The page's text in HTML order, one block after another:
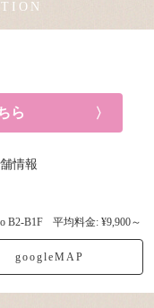
ら
情報
B2-B1F 平均料金: ¥9,900～
googleMAP